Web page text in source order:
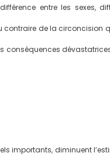
entre les sexes,
de la circoncision
importants, diminuent